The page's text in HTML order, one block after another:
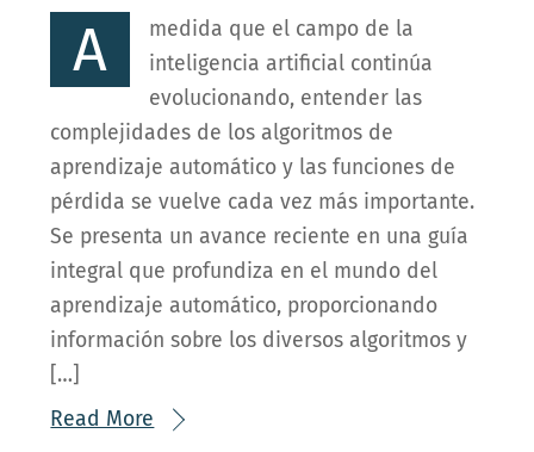
A
medida que el campo de la
inteligencia artificial continúa
evolucionando, entender las
complejidades de los algoritmos de
aprendizaje automático y las funciones de
pérdida se vuelve cada vez más importante.
Se presenta un avance reciente en una guía
integral que profundiza en el mundo del
aprendizaje automático, proporcionando
información sobre los diversos algoritmos y
[…]
Read More